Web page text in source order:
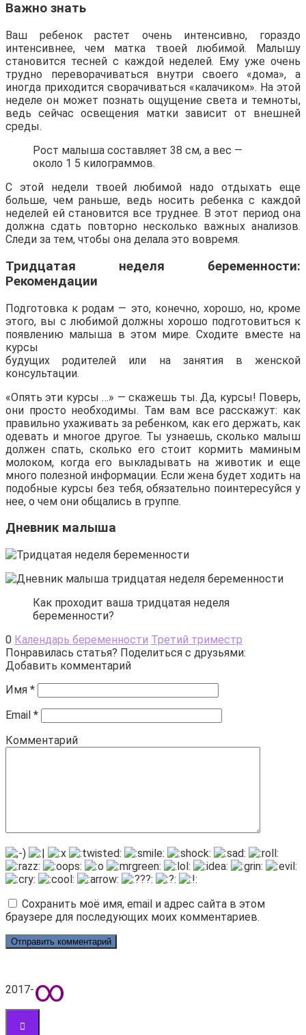
Важно знать
Ваш ребенок растет очень интенсивно, гораздо
интенсивнее, чем матка твоей любимой. Малышу
становится тесней с каждой неделей. Ему уже очень
трудно переворачиваться внутри своего «дома», а
иногда приходится сворачиваться «калачиком». На этой
неделе он может познать ощущение света и темноты,
ведь сейчас освещения матки зависит от внешней
среды.
Рост малыша составляет 38 см, а вес —
около 1 5 килограммов.
С этой недели твоей любимой надо отдыхать еще
больше, чем раньше, ведь носить ребенка с каждой
неделей ей становится все труднее. В этот период она
должна сдать повторно несколько важных анализов.
Следи за тем, чтобы она делала это вовремя.
Тридцатая неделя беременности:
Рекомендации
Подготовка к родам — ​​это, конечно, хорошо, но, кроме
этого, вы с любимой должны хорошо подготовиться к
появлению малыша в этом мире. Сходите вместе на
курсы
будущих родителей или на занятия в женской
консультации.
«Опять эти курсы …» — скажешь ты. Да, курсы! Поверь,
они просто необходимы. Там вам все расскажут: как
правильно ухаживать за ребенком, как его держать, как
одевать и многое другое. Ты узнаешь, сколько малыш
должен спать, сколько его стоит кормить маминым
молоком, когда его выкладывать на животик и еще
много полезной информации. Если жена будет ходить на
подобные курсы без тебя, обязательно поинтересуйся у
нее, о чем они общались в группе.
Дневник малыша
Как проходит ваша тридцатая неделя
беременности?
0 Календарь беременности Третий триместр
Понравилась статья? Поделиться с друзьями:
Добавить комментарий
Имя *
Email *
Комментарий
Сохранить моё имя, email и адрес сайта в этом
браузере для последующих моих комментариев.
2017-∞